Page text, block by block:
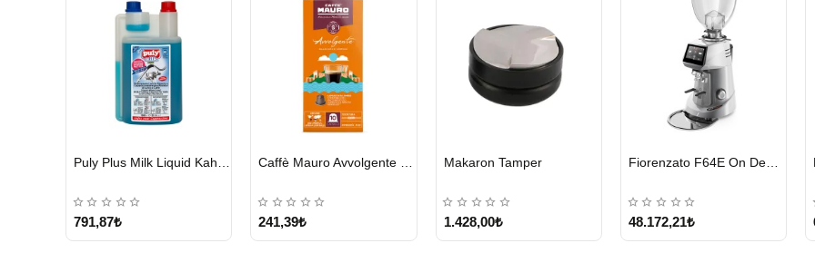
HIZLI
GÖNDERİ
Puly Plus Milk Liquid Kahve Makinesi Sıvı Temizleyici 1000 ml
791,87₺
HIZLI
GÖNDERİ
Caffè Mauro Avvolgente Nespresso Kapsül
241,39₺
HIZLI
GÖNDERİ
Makaron Tamper
1.428,00₺
GÖNDERİ
Fiorenzato F64E On Demand Kahve Değirmeni – Gri
48.172,21₺